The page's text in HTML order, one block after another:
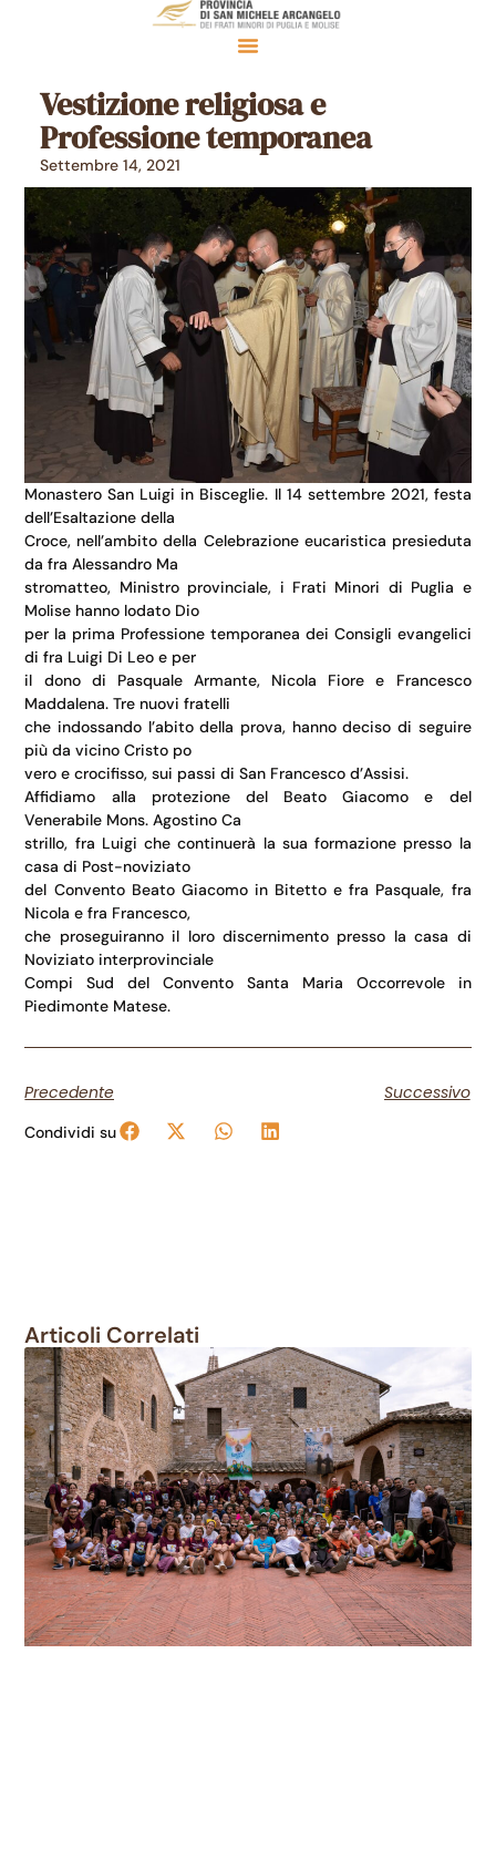
Vestizione religiosa e
Professione temporanea
Settembre 14, 2021
Monastero San Luigi in Bisceglie. Il 14 settembre 2021, festa
dell’Esaltazione della
Croce, nell’ambito della Celebrazione eucaristica presieduta
da fra Alessandro Ma
stromatteo, Ministro provinciale, i Frati Minori di Puglia e
Molise hanno lodato Dio
per la prima Professione temporanea dei Consigli evangelici
di fra Luigi Di Leo e per
il dono di Pasquale Armante, Nicola Fiore e Francesco
Maddalena. Tre nuovi fratelli
che indossando l’abito della prova, hanno deciso di seguire
più da vicino Cristo po
vero e crocifisso, sui passi di San Francesco d’Assisi.
Affidiamo alla protezione del Beato Giacomo e del
Venerabile Mons. Agostino Ca
strillo, fra Luigi che continuerà la sua formazione presso la
casa di Post-noviziato
del Convento Beato Giacomo in Bitetto e fra Pasquale, fra
Nicola e fra Francesco,
che proseguiranno il loro discernimento presso la casa di
Noviziato interprovinciale
Compi Sud del Convento Santa Maria Occorrevole in
Piedimonte Matese.
Precedente Successivo
Condividi su
Articoli Correlati